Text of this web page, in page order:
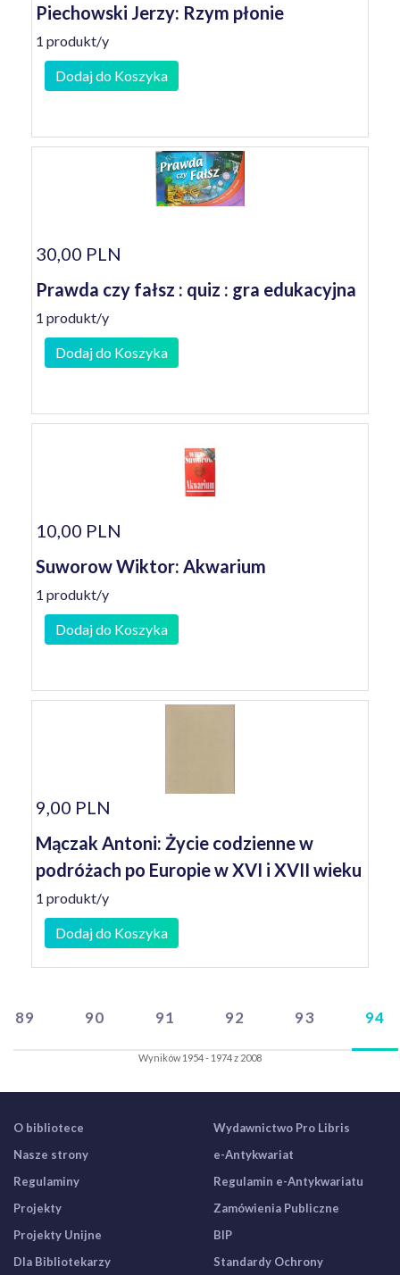
Piechowski Jerzy: Rzym płonie
1 produkt/y
Dodaj do Koszyka
30,00 PLN
Prawda czy fałsz : quiz : gra edukacyjna
1 produkt/y
Dodaj do Koszyka
10,00 PLN
Suworow Wiktor: Akwarium
1 produkt/y
Dodaj do Koszyka
9,00 PLN
Mączak Antoni: Życie codzienne w
podróżach po Europie w XVI i XVII wieku
1 produkt/y
Dodaj do Koszyka
89 90 91 92 93 94
Wyników 1954 - 1974 z 2008
O bibliotece
Nasze strony
Regulaminy
Projekty
Projekty Unijne
Dla Bibliotekarzy
Wydawnictwo Pro Libris
e-Antykwariat
Regulamin e-Antykwariatu
Zamówienia Publiczne
BIP
Standardy Ochrony